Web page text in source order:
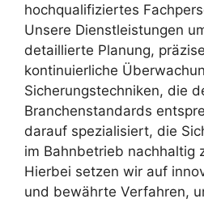
hochqualifiziertes
Unsere Dienstleistungen
detaillierte Planung,
kontinuierliche
Sicherungstechniken, die
Branchenstandards
darauf spezialisiert, die
im Bahnbetrieb nachhaltig
Hierbei setzen wir auf
und bewährte Verfahren,